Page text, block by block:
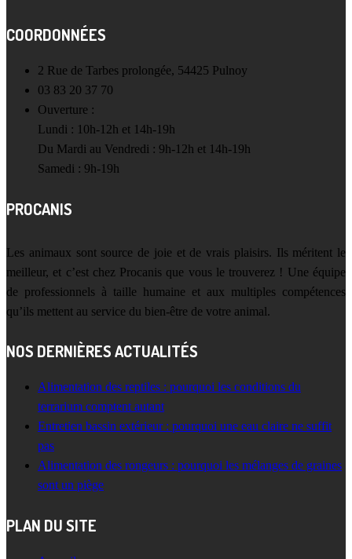
COORDONNÉES
2 Rue de Tarbes prolongée, 54425 Pulnoy
03 83 20 37 70
Ouverture :
Lundi : 10h-12h et 14h-19h
Du Mardi au Vendredi : 9h-12h et 14h-19h
Samedi : 9h-19h
PROCANIS
Les animaux sont source de joie et de vrais plaisirs. Ils méritent le
meilleur, et c’est chez Procanis que vous le trouverez ! Une équipe
de professionnels à taille humaine et aux multiples compétences
qu’ils mettent au service du bien-être de votre animal.
NOS DERNIÈRES ACTUALITÉS
Alimentation des reptiles : pourquoi les conditions du
terrarium comptent autant
Entretien bassin extérieur : pourquoi une eau claire ne suffit
pas
Alimentation des rongeurs : pourquoi les mélanges de graines
sont un piège
PLAN DU SITE